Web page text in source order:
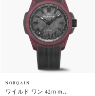
NORQAIN
ワイルド ワン 42ｍｍ...